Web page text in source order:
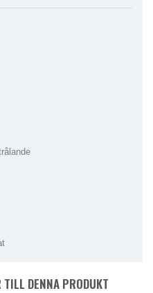
TILL DENNA PRODUKT